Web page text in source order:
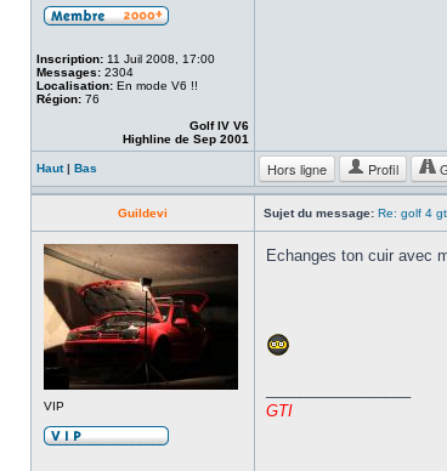
Inscription: 11 Juil 2008, 17:00
Messages: 2304
Localisation: En mode V6 !!
Région: 76
Golf IV V6
Highline de Sep 2001
Haut| Bas Hors ligne Profil
Guildevi Sujet du message: Re: golf 4
VIP
Echanges ton cuir avec
GTI